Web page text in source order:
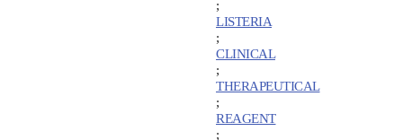
;
LISTERIA
;
CLINICAL
;
THERAPEUTICAL
;
REAGENT
;